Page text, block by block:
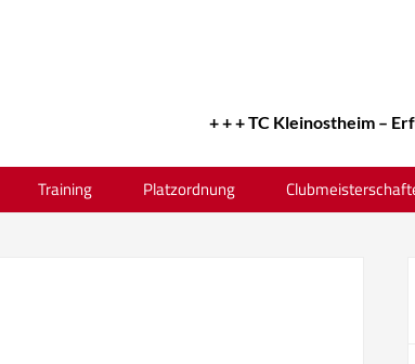
+ + + TC Kleinostheim –
Training Platzordnung